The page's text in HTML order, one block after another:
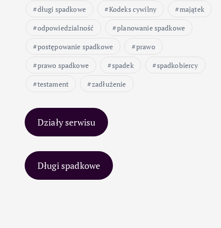
długi spadkowe
Kodeks cywilny
majątek
odpowiedzialność
planowanie spadkowe
postępowanie spadkowe
prawo
prawo spadkowe
spadek
spadkobiercy
testament
zadłużenie
Działy serwisu
Długi spadkowe